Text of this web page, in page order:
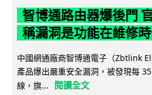
智博通路由器爆後門
稱漏洞是功能在維修時
中國網通廠商智博通電子（Zbtlink
產品爆出嚴重安全漏洞，被發現每
線，旗...
閱讀全文